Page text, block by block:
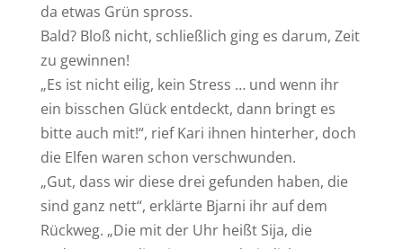
da etwas Grün spross.
Bald? Bloß nicht, schließlich ging es darum, Zeit
zu gewinnen!
„Es ist nicht eilig, kein Stress … und wenn ihr
ein bisschen Glück entdeckt, dann bringt es
bitte auch mit!“, rief Kari ihnen hinterher, doch
die Elfen waren schon verschwunden.
„Gut, dass wir diese drei gefunden haben, die
sind ganz nett“, erklärte Bjarni ihr auf dem
Rückweg. „Die mit der Uhr heißt Sija, die